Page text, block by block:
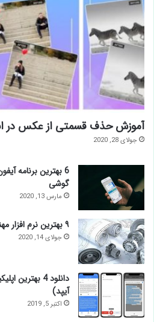
آموزش حذف قسمتی از عکس در اندروید (۵
جولای 28, 2020
6 بهترین برنامه
گوشی
مارس 13, 2020
۹ بهترین نرم افزار مهندسی مکانیک برای اندروید
جولای 14, 2020
دانلود 4
آیپد)
اکتبر 5, 2019